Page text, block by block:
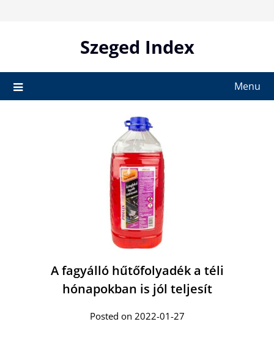
Szeged Index
Menu
A fagyálló hűtőfolyadék a téli
hónapokban is jól teljesít
Posted on 2022-01-27